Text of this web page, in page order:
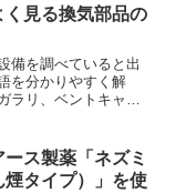
見る換気部品の
備を調べていると出
を分かりやすく解
ラリ、ベントキャッ
ス製薬「ネズミ
タイプ）」を使